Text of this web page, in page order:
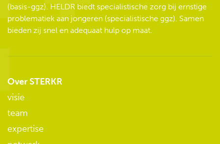
(basis-ggz). HELDR biedt specialistische zorg bij ernstige
problematiek aan jongeren (specialistische ggz). Samen
bieden zij snel en adequaat hulp op maat.
Over STERKR
visie
team
expertise